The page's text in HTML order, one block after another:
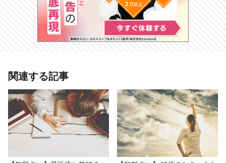
関連する記事